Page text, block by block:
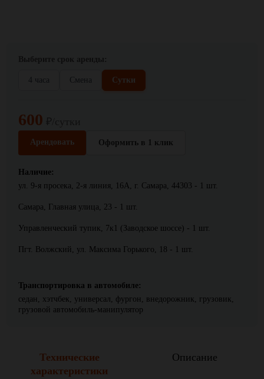
4 часа Смена Сутки
600
Арендовать Оформить в 1 клик
Наличие:
ул. 9-я просека, 2-я линия, 16А, г. Самара, 44303 - 1 шт.
Самара, Главная улица, 23 - 1 шт.
Управленческий тупик, 7к1 (Заводское шоссе) - 1 шт.
Пгт. Волжский, ул. Максима Горького, 18 - 1 шт.
Транспортировка в автомобиле:
седан, хэтчбек, универсал, фургон, внедорожник, грузовик,
грузовой автомобиль-манипулятор
Технические
характеристики
Описание